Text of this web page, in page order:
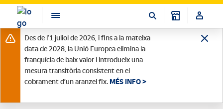
Des de l’1 juliol de 2026, i fins a la mateixa
data de 2028, la Unió Europea elimina la
franquícia de baix valor i introdueix una
mesura transitòria consistent en el
cobrament d’un aranzel fix. MÉS INFO >